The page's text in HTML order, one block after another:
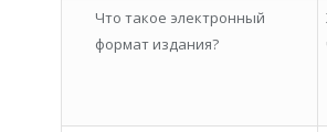
Что такое электронный
формат издания?